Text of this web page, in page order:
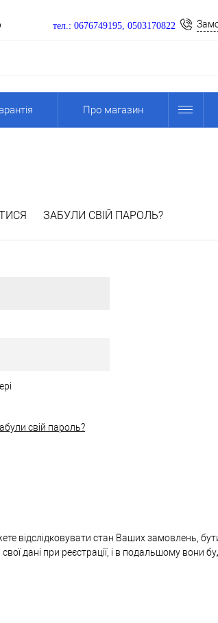
тел.: 0676749195, 0503170822
Про магазин
ЗАБУЛИ СВІЙ ПАРОЛЬ?
свій пароль?
відслідковувати стан Ваших замовлень,
дані при реєстрації, і в подальшому вони